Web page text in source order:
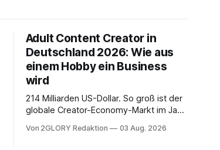
Adult Content Creator in
Deutschland 2026: Wie aus
einem Hobby ein Business
wird
214 Milliarden US-Dollar. So groß ist der
globale Creator-Economy-Markt im Jahr
22 Prozent. Was lange als
Von 2GLORY Redaktion 03 Aug. 2026